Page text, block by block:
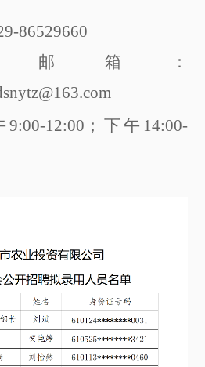
86529660
邮箱：
9:00-12:00；下午14:00-